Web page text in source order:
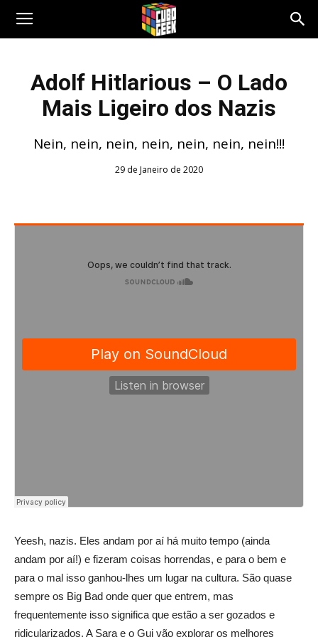
Adolf Hitlarious – O Lado
Mais Ligeiro dos Nazis
Nein, nein, nein, nein, nein, nein, nein!!!
29 de Janeiro de 2020
Yeesh, nazis. Eles andam por aí há muito tempo (ainda
andam por aí!) e fizeram coisas horrendas, e para o bem e
para o mal isso ganhou-lhes um lugar na cultura. São quase
sempre os Big Bad onde quer que entrem, mas
frequentemente isso significa que estão a ser gozados e
ridicularizados. A Sara e o Gui vão explorar os melhores